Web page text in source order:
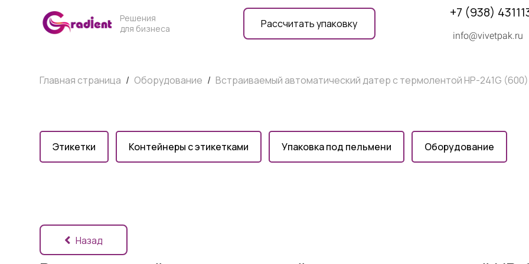
Решения
для бизнеса
+7 (938)
info@vivetpak.ru
Рассчитать упаковку
Главная страница / Оборудование / Встраиваемый автоматический датер с термолентой НР-241G (600)
Этикетки Контейнеры с этикетками Упаковка под пельмени Оборудование
Назад